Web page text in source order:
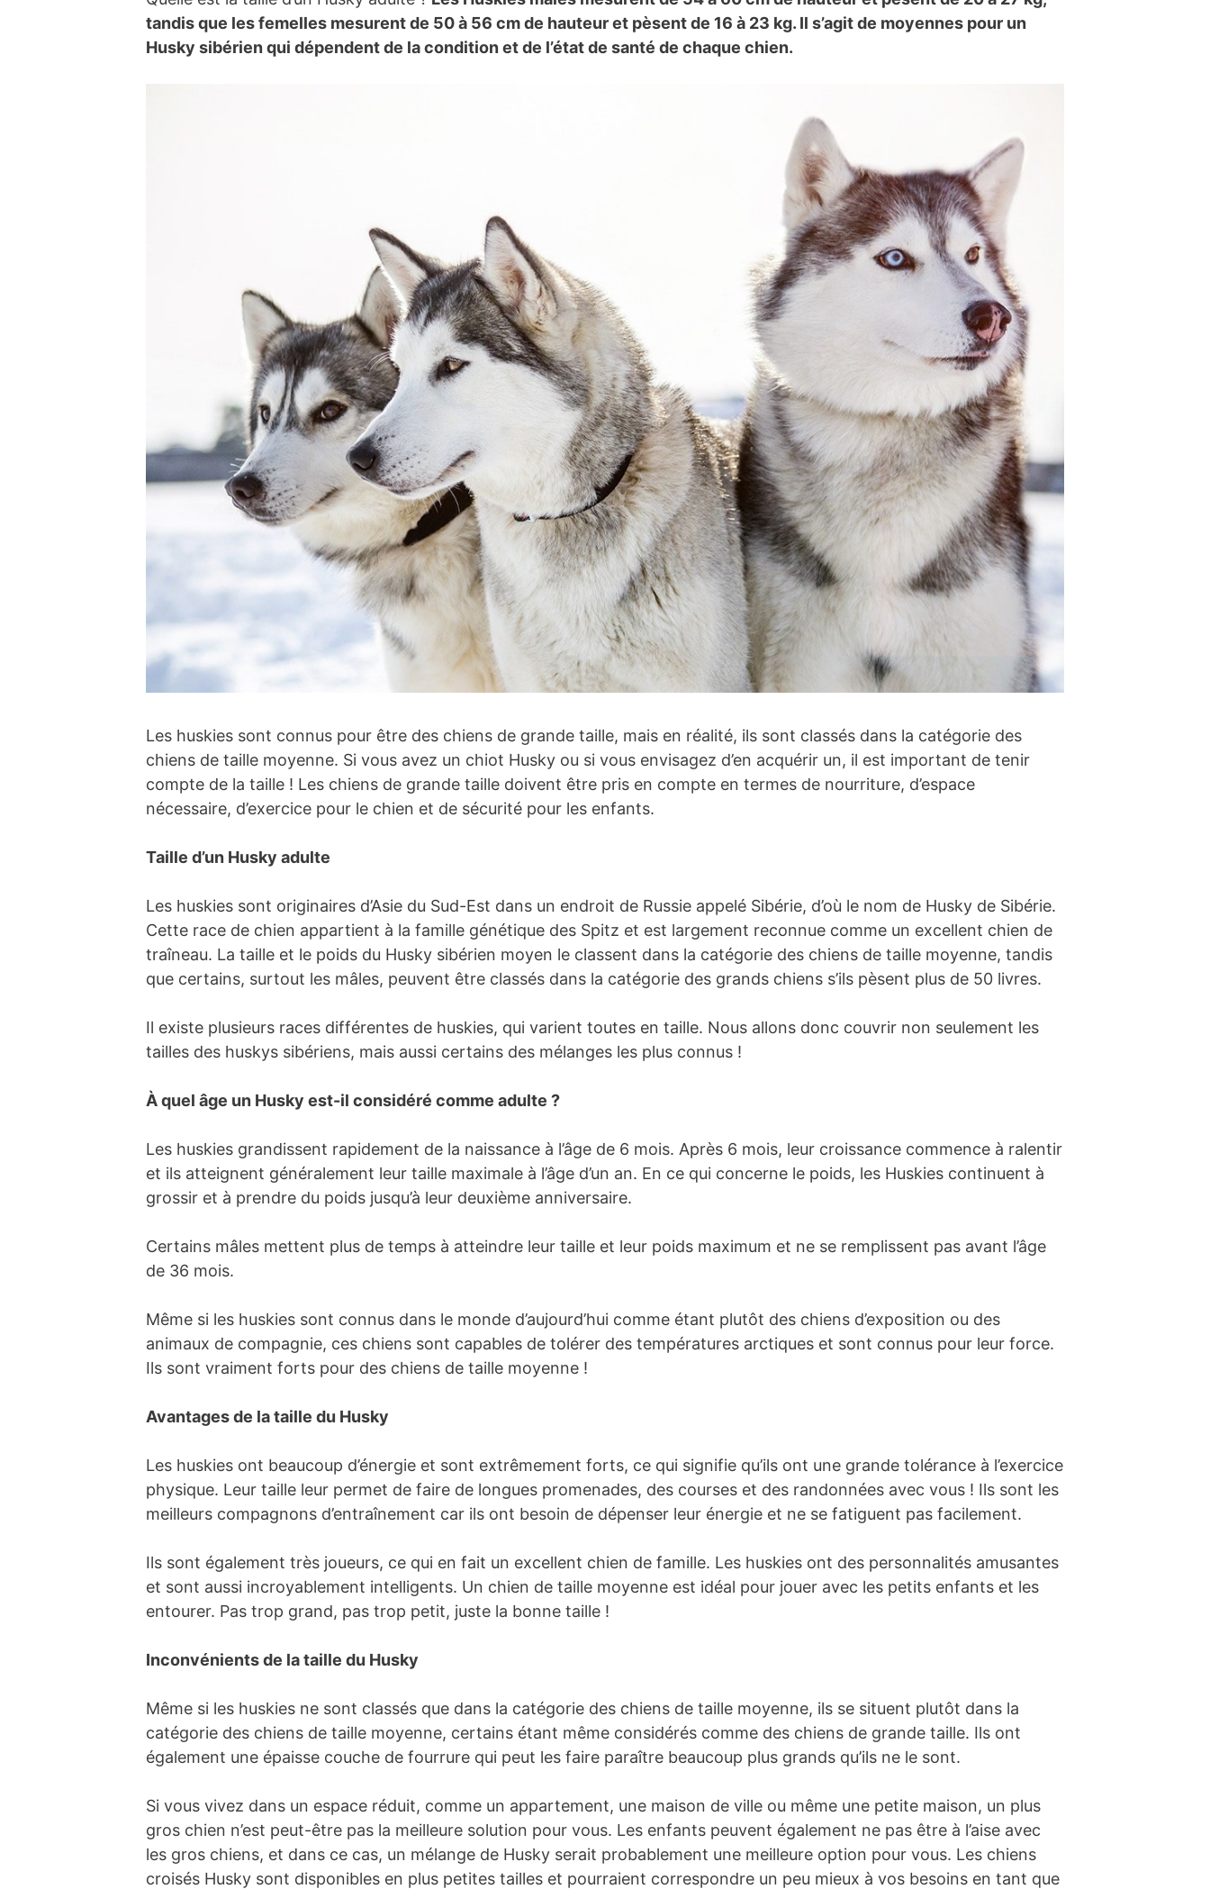
tandis que les femelles mesurent de 50 à 56 cm de hauteur et pèsent de 16 à 23 kg. Il s’agit de moyennes pour un
Husky sibérien qui dépendent de la condition et de l’état de santé de chaque chien.
Les huskies sont connus pour être des chiens de grande taille, mais en réalité, ils sont classés dans la catégorie des
chiens de taille moyenne. Si vous avez un chiot Husky ou si vous envisagez d’en acquérir un, il est important de tenir
compte de la taille ! Les chiens de grande taille doivent être pris en compte en termes de nourriture, d’espace
nécessaire, d’exercice pour le chien et de sécurité pour les enfants.
Taille d’un Husky adulte
Les huskies sont originaires d’Asie du Sud-Est dans un endroit de Russie appelé Sibérie, d’où le nom de Husky de Sibérie.
Cette race de chien appartient à la famille génétique des Spitz et est largement reconnue comme un excellent chien de
traîneau. La taille et le poids du Husky sibérien moyen le classent dans la catégorie des chiens de taille moyenne, tandis
que certains, surtout les mâles, peuvent être classés dans la catégorie des grands chiens s’ils pèsent plus de 50 livres.
Il existe plusieurs races différentes de huskies, qui varient toutes en taille. Nous allons donc couvrir non seulement les
tailles des huskys sibériens, mais aussi certains des mélanges les plus connus !
À quel âge un Husky est-il considéré comme adulte ?
Les huskies grandissent rapidement de la naissance à l’âge de 6 mois. Après 6 mois, leur croissance commence à ralentir
et ils atteignent généralement leur taille maximale à l’âge d’un an. En ce qui concerne le poids, les Huskies continuent à
grossir et à prendre du poids jusqu’à leur deuxième anniversaire.
Certains mâles mettent plus de temps à atteindre leur taille et leur poids maximum et ne se remplissent pas avant l’âge
de 36 mois.
Même si les huskies sont connus dans le monde d’aujourd’hui comme étant plutôt des chiens d’exposition ou des
animaux de compagnie, ces chiens sont capables de tolérer des températures arctiques et sont connus pour leur force.
Ils sont vraiment forts pour des chiens de taille moyenne !
Avantages de la taille du Husky
Les huskies ont beaucoup d’énergie et sont extrêmement forts, ce qui signifie qu’ils ont une grande tolérance à l’exercice
physique. Leur taille leur permet de faire de longues promenades, des courses et des randonnées avec vous ! Ils sont les
meilleurs compagnons d’entraînement car ils ont besoin de dépenser leur énergie et ne se fatiguent pas facilement.
Ils sont également très joueurs, ce qui en fait un excellent chien de famille. Les huskies ont des personnalités amusantes
et sont aussi incroyablement intelligents. Un chien de taille moyenne est idéal pour jouer avec les petits enfants et les
entourer. Pas trop grand, pas trop petit, juste la bonne taille !
Inconvénients de la taille du Husky
Même si les huskies ne sont classés que dans la catégorie des chiens de taille moyenne, ils se situent plutôt dans la
catégorie des chiens de taille moyenne, certains étant même considérés comme des chiens de grande taille. Ils ont
également une épaisse couche de fourrure qui peut les faire paraître beaucoup plus grands qu’ils ne le sont.
Si vous vivez dans un espace réduit, comme un appartement, une maison de ville ou même une petite maison, un plus
gros chien n’est peut-être pas la meilleure solution pour vous. Les enfants peuvent également ne pas être à l’aise avec
les gros chiens, et dans ce cas, un mélange de Husky serait probablement une meilleure option pour vous. Les chiens
croisés Husky sont disponibles en plus petites tailles et pourraient correspondre un peu mieux à vos besoins en tant que